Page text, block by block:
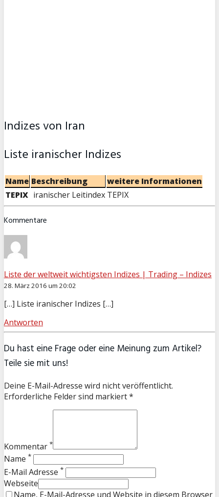
Indizes von Iran
Liste iranischer Indizes
Name Beschreibung
weitere Informationen
TEPIX iranischer Leitindex TEPIX
Kommentare
Liste der weltweit wichtigsten Indizes | Trading – Indizes
28. März 2016 um 20:02
[…] Liste iranischer Indizes […]
Antworten
Du hast eine Frage oder eine Meinung zum Artikel?
Teile sie mit uns!
Deine E-Mail-Adresse wird nicht veröffentlicht.
Erforderliche Felder sind markiert *
Kommentar *
Name *
E-Mail Adresse *
Webseite
Name, E-Mail-Adresse und Website in diesem Browser